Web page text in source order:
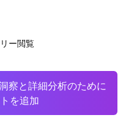
ー閲覧
察と詳細分析のために
を追加